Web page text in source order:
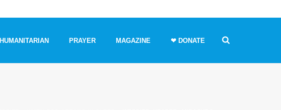
HUMANITARIAN PRAYER MAGAZINE ❤ DONATE